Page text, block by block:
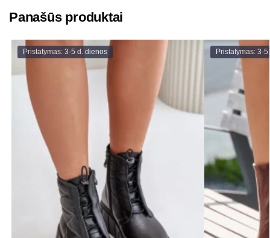
Panašūs produktai
Pristatymas: 3-5 d. dienos Pristatymas: 3-